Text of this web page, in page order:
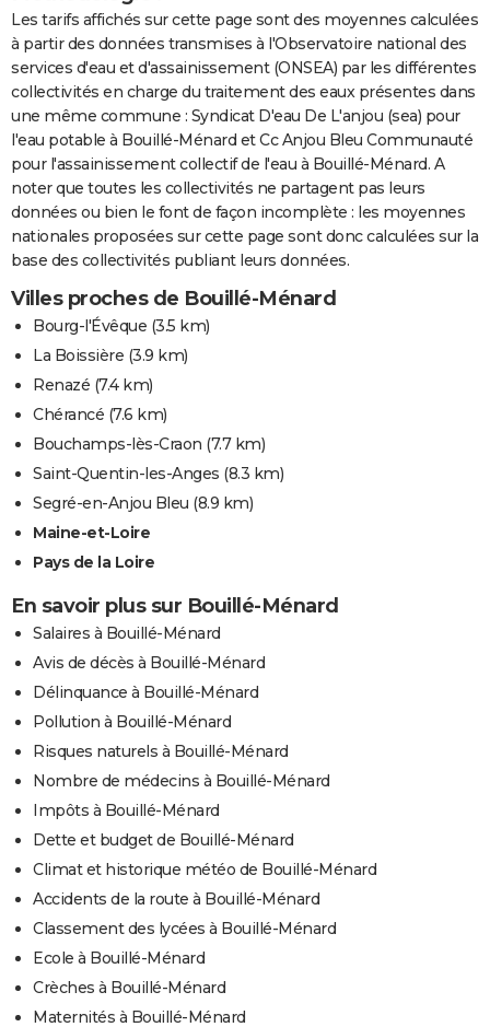
Les tarifs affichés sur cette page sont des moyennes calculées
à partir des données transmises à l'Observatoire national des
services d'eau et d'assainissement (ONSEA) par les différentes
collectivités en charge du traitement des eaux présentes dans
une même commune : Syndicat D'eau De L'anjou (sea) pour
l'eau potable à Bouillé-Ménard et Cc Anjou Bleu Communauté
pour l'assainissement collectif de l'eau à Bouillé-Ménard. A
noter que toutes les collectivités ne partagent pas leurs
données ou bien le font de façon incomplète : les moyennes
nationales proposées sur cette page sont donc calculées sur la
base des collectivités publiant leurs données.
Villes proches de Bouillé-Ménard
Bourg-l'Évêque (3.5 km)
La Boissière (3.9 km)
Renazé (7.4 km)
Chérancé (7.6 km)
Bouchamps-lès-Craon (7.7 km)
Saint-Quentin-les-Anges (8.3 km)
Segré-en-Anjou Bleu (8.9 km)
Maine-et-Loire
Pays de la Loire
En savoir plus sur Bouillé-Ménard
Salaires à Bouillé-Ménard
Avis de décès à Bouillé-Ménard
Délinquance à Bouillé-Ménard
Pollution à Bouillé-Ménard
Risques naturels à Bouillé-Ménard
Nombre de médecins à Bouillé-Ménard
Impôts à Bouillé-Ménard
Dette et budget de Bouillé-Ménard
Climat et historique météo de Bouillé-Ménard
Accidents de la route à Bouillé-Ménard
Classement des lycées à Bouillé-Ménard
Ecole à Bouillé-Ménard
Crèches à Bouillé-Ménard
Maternités à Bouillé-Ménard